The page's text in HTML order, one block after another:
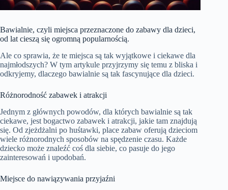
Bawialnie, czyli miejsca przeznaczone do zabawy dla dzieci,
od lat cieszą się ogromną popularnością.
Ale co sprawia, że ​​te miejsca są tak wyjątkowe i ciekawe dla
najmłodszych? W tym artykule przyjrzymy się temu z bliska i
odkryjemy, dlaczego bawialnie są tak fascynujące dla dzieci.
Różnorodność zabawek i atrakcji
Jednym z głównych powodów, dla których bawialnie są tak
ciekawe, jest bogactwo zabawek i atrakcji, jakie tam znajdują
się. Od zjeżdżalni po huśtawki, place zabaw oferują dzieciom
wiele różnorodnych sposobów na spędzenie czasu. Każde
dziecko może znaleźć coś dla siebie, co pasuje do jego
zainteresowań i upodobań.
Miejsce do nawiązywania przyjaźni